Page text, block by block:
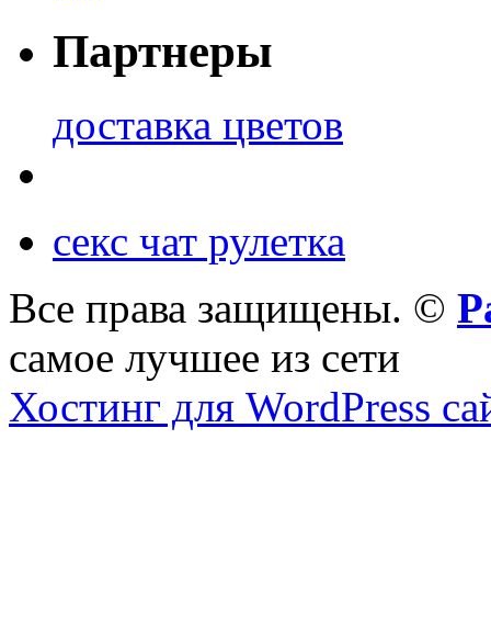
Партнеры
доставка цветов
секс чат рулетка
Все права защищены. ©
самое лучшее из сети
Хостинг для WordPress